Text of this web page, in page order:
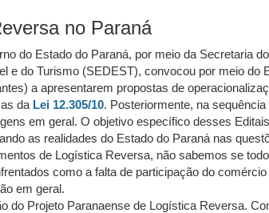
no Paraná
do Estado do Paraná, por meio da Secretaria
e do Turismo (SEDEST), convocou por meio do
a apresentarem propostas de
da Lei 12.305/10. Posteriormente, na
em geral. O objetivo específico desses
as realidades do Estado do Paraná nas
de Logística Reversa, não sabemos se
como a falta de participação do
em geral.
do Projeto Paranaense de Logística Reversa.